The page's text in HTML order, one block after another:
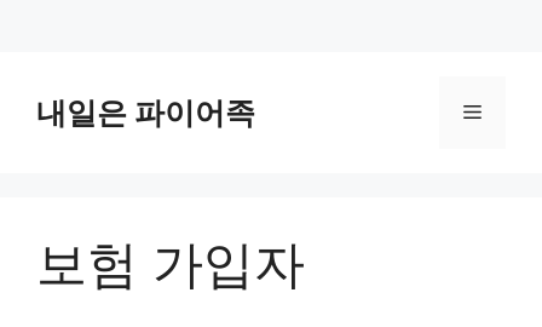
content내일은 파이어족 Menu
보험 가입자